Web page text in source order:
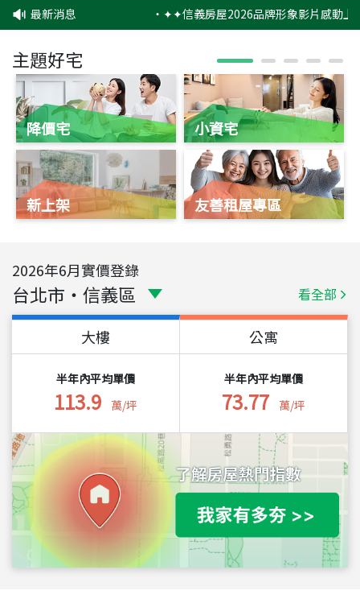
最新消息 ‧✦✦信義房屋2026品牌形象影片感動上
主題好宅
降價宅
新上架
小資宅
友善租屋專區
2026年6月實價登錄
台北市 ・ 信義區 看全部
大樓
半年內平均單價
113.9 萬/坪
公寓
半年內平均單價
73.77 萬/坪